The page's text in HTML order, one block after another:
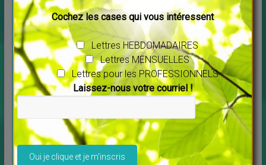
Un peu de POSITIF
Cochez les cases qui vous intéressent
Lettres HEBDOMADAIRES
Lettres MENSUELLES
Lettres pour les PROFESSIONNELS
Laissez-nous votre courriel !
Veuillez laisser ce champ vide.